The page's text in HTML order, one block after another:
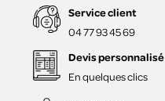
Service client
04 77 93 45 69
Devis personnalisé
En quelques clics